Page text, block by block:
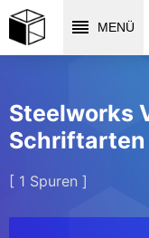
MENÜ
Steelworks
Schriftarten
[ 1 Spuren ]